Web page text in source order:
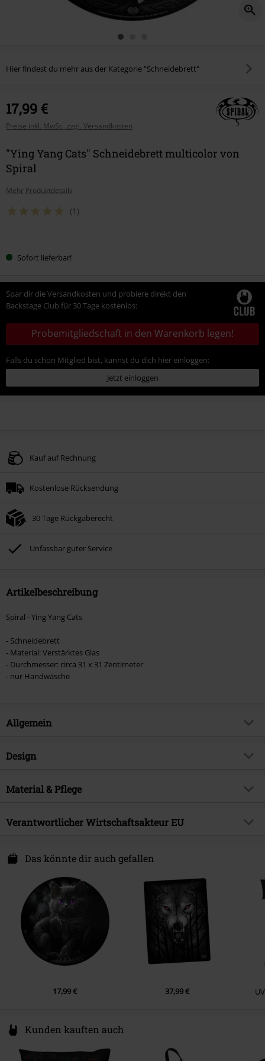
Hier findest du mehr aus der Kategorie "Schneidebrett"
17,99 €
Preise inkl. MwSt., zzgl. Versandkosten
"Ying Yang Cats" Schneidebrett multicolor von
Spiral
Mehr Produktdetails
(1)
deineSofort lieferbar!
Spar dir die Versandkosten und probiere direkt den
Backstage Club für 30 Tage kostenlos:
Probemitgliedschaft in den Warenkorb legen!
Falls du schon Mitglied bist, kannst du dich hier einloggen:
Jetzt einloggen
Kauf auf Rechnung
Kostenlose Rücksendung
30 Tage Rückgaberecht
Unfassbar guter Service
Artikelbeschreibung
Spiral - Ying Yang Cats
- Schneidebrett
- Material: Verstärktes Glas
- Durchmesser: circa 31 x 31 Zentimeter
- nur Handwäsche
Allgemein
Artikelnummer:
Brand
Erscheinungsdatum
21.10.2022
Design
Produkt-Typ
Material & Pflege
Obermaterial Glas
Verantwortlicher Wirtschaftsakteur EU
Energiestraat 4e
Netherlands
Hello@attitudeholland.nl
Das könnte dir auch gefallen
17,99 € 37,99 €
Kunden kauften auch